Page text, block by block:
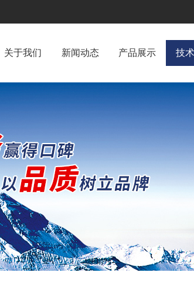
关于我们 新闻动态 产品展示 技